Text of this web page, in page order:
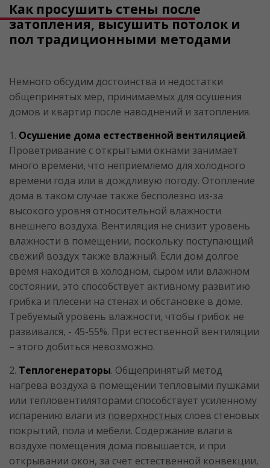
Как просушить стены после
затопления, высушить потолок и
пол традиционными методами
Немного обсудим достоинства и недостатки
общепринятых мер, принимаемых для осушения
домов и квартир после наводнений и затопления.
1. Осушение дома естественной вентиляцией.
Проветривание с открытыми окнами занимает
много времени, что неприемлемо для холодного
времени года или в дождливую погоду. Отопление
дома в таком случае также бесполезно из-за
высокого уровня относительной влажности
внешнего воздуха. Вентиляция не снизит уровень
влажности в помещении, поскольку поступающий
свежий воздух также влажный. Если дом долгое
время находится в холодном, сыром или влажном
состоянии, это способствует активному развитию
грибка и плесени на стенах и обстановке в доме.
Требуемый уровень влажности, чтобы грибок не
развивался, - 45-55%. При естественной вентиляции
– этого добиться невозможно.
2. Теплогенераторы. Общепринятый метод
нагрева воздуха в помещении тепловыми пушками
или тепловентиляторами способствует усиленному
испарению влаги из поверхностных слоев стеновых
покрытий, пола и мебели. Содержание влаги в
воздухе помещения дома повышается, и при
открывании окон, за счет естественной конвекции,